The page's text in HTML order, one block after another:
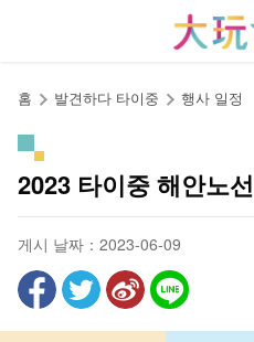
홈 발견하다 타이중 행사 일정
2023 타이중 해안노
게시 날짜：2023-06-09